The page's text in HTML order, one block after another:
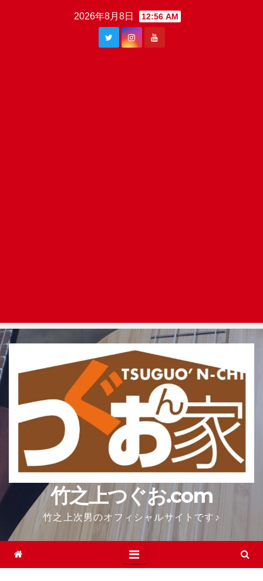
2026年8月8日 12:56 AM
竹之上つぐお.com
竹之上次男のオフィシャルサイトです♪